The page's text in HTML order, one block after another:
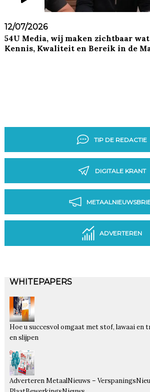
12/07/2026
54U Media, wij maken zichtbaar
Kennis, Kwaliteit en Bereik in de
TIP DE REDACTIE
DIGITALE KRANT
ADVERTEREN
WHITEPAPERS
Hoe u succesvol omgaat met stof, lawaai en
en slijpen
Adverteren MetaalNieuws –